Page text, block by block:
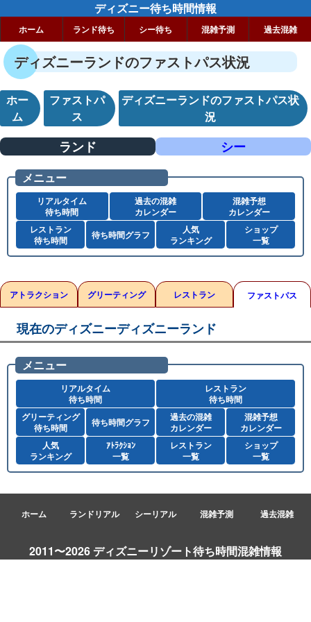
ディズニー待ち時間情報
ホーム ランド待ち シー待ち 混雑予測 過去混雑
ディズニーランドのファストパス状況
ホー
ム
ファストパ
ス
ディズニーランドのファストパス状
況
ランド シー
メニュー
リアルタイム
待ち時間
過去の混雑
カレンダー
混雑予想
カレンダー
レストラン
待ち時間
待ち時間グラフ
人気
ランキング
ショップ
一覧
アトラクション グリーティング レストラン ファストパス
現在のディズニーディズニーランド
メニュー
リアルタイム
待ち時間
レストラン
待ち時間
グリーティング
待ち時間
待ち時間グラフ
過去の混雑
カレンダー
混雑予想
カレンダー
人気
ランキング
ｱﾄﾗｸｼｮﾝ
一覧
レストラン
一覧
ショップ
一覧
ホーム ランドリアル シーリアル 混雑予測 過去混雑
2011〜2026 ディズニーリゾート待ち時間混雑情報